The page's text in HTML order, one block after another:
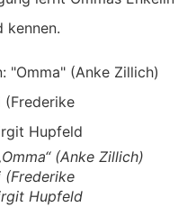
kennen.
(Anke Zillich)
(Frederike
Hupfeld